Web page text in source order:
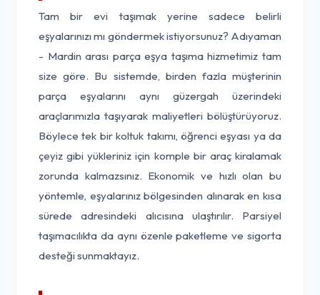
Tam bir evi taşımak yerine sadece belirli
eşyalarınızı mı göndermek istiyorsunuz? Adıyaman
- Mardin arası parça eşya taşıma hizmetimiz tam
size göre. Bu sistemde, birden fazla müşterinin
parça eşyalarını aynı güzergah üzerindeki
araçlarımızla taşıyarak maliyetleri bölüştürüyoruz.
Böylece tek bir koltuk takımı, öğrenci eşyası ya da
çeyiz gibi yükleriniz için komple bir araç kiralamak
zorunda kalmazsınız. Ekonomik ve hızlı olan bu
yöntemle, eşyalarınız bölgesinden alınarak en kısa
sürede adresindeki alıcısına ulaştırılır. Parsiyel
taşımacılıkta da aynı özenle paketleme ve sigorta
desteği sunmaktayız.